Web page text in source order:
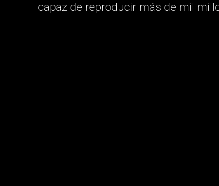
capaz de reproducir más de mil